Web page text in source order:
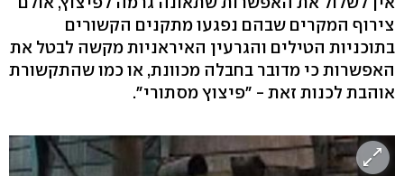
צירוף המקרים שבהם נפגעו מתקנים הקשורים
בתוכניות הטילים והגרעין האיראניות מקשה לבטל את
האפשרות כי מדובר בחבלה מכוונת, או כמו שהתקשורת
אוהבת לכנות זאת - "פיצוץ מסתורי".